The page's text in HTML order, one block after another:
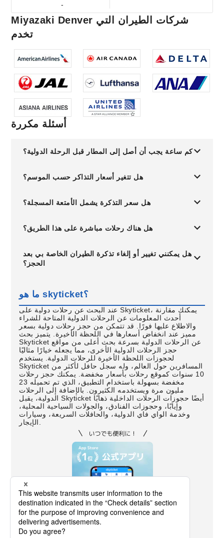
-
Miyazaki Denver شركات الطيران التي
تخدم
أسئلة مكررة
كم ساعة يجب أن أصل إلى المطار قبل الرحلة الدولية؟
هل تتغير أسعار التذاكر حسب الموسم؟
هل سعر التذكرة يشمل الأمتعة المسجلة؟
هل هناك رحلات مباشرة على هذا الطريق؟
هل يمكنني تغيير أو إلغاء تذكرة الطيران الخاصة بي بعد
الحجز؟
ما هو skyticket؟
عند البحث عن رحلات دولية على Skyticket، يمكنك مقارنة
أحدث المعلومات عن الرحلات الدولية المتاحة للشراء
والاطلاع عليها فورًا. قد تتمكن من حجز رحلات دولية بسعر
مميز عند انخفاض أسعارها في اللحظة الأخيرة. يتميز بحث
Skyticket عن الرحلات الدولية بسرعة بحث أعلى من مواقع
حجز الرحلات الدولية الأخرى، مما يجعله خيارًا مثاليًا
لحجوزات اللحظة الأخيرة للرحلات الدولية. يستخدم
Skyticket المسافرين حول العالم، وله سجل حافل لأكثر من
10 سنوات كموقع رحلات بأسعار مخفضة. يمكنك حجز رحلات
مخفضة بسهولة باستخدام التطبيق، الذي تم تحميله 23
مليون مرة ويستخدمه الكثيرون. بالإضافة إلى الرحلات
الدولية، يقبل Skyticket أيضًا حجوزات الرحلات الداخلية ذهابًا
وإيابًا، وحجوزات الفنادق، والجولات السياحية المحلية،
وخدمة الواي فاي الدولية، والحافلات السريعة، وسيارات